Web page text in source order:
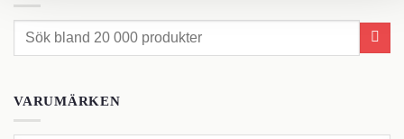
efter:
VARUMÄRKEN